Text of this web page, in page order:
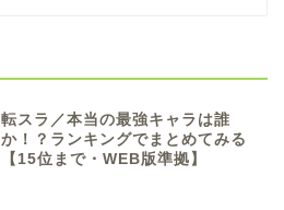
転スラ／本当の最強キャラは誰
か！？ランキングでまとめてみる
【15位まで・WEB版準拠】